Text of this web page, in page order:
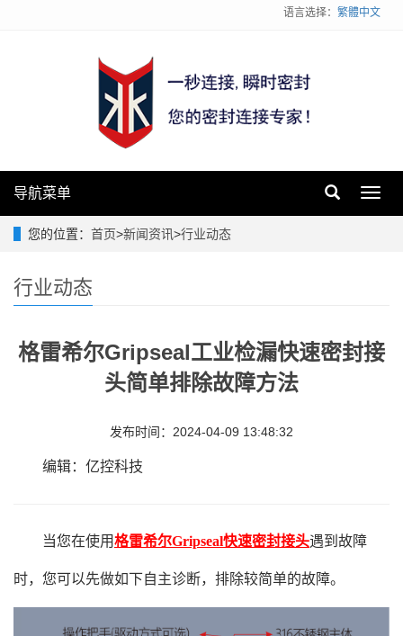
语言选择： 繁體中文
导航菜单
您的位置： 首页>新闻资讯>行业动态
行业动态
格雷希尔Gripseal工业检漏快速密封接
头简单排除故障方法
发布时间：2024-04-09 13:48:32
编辑：亿控科技
当您在使用格雷希尔Gripseal快速密封接头遇到故障
时，您可以先做如下自主诊断，排除较简单的故障。